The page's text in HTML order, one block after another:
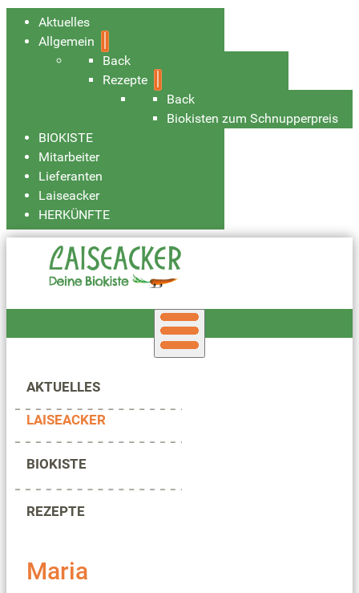
Aktuelles
Allgemein
Back
Rezepte
Back
Biokisten zum Schnupperpreis
BIOKISTE
Mitarbeiter
Lieferanten
Laiseacker
HERKÜNFTE
AKTUELLES
LAISEACKER
BIOKISTE
REZEPTE
Maria